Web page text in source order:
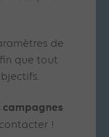
de
que tout
campagnes
!